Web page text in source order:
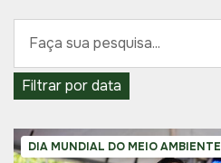
Filtrar por data
DIA MUNDIAL DO MEIO AMBIENTE